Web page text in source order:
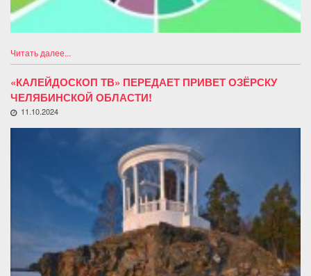
Читать далее...
«КАЛЕЙДОСКОП ТВ» ПЕРЕДАЕТ ПРИВЕТ ОЗЁРСКУ
ЧЕЛЯБИНСКОЙ ОБЛАСТИ!
11.10.2024